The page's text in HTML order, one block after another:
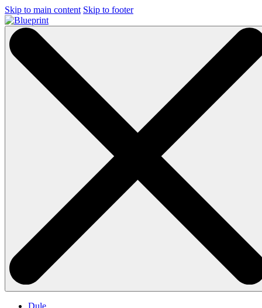
Skip to main content Skip to footer
Dule